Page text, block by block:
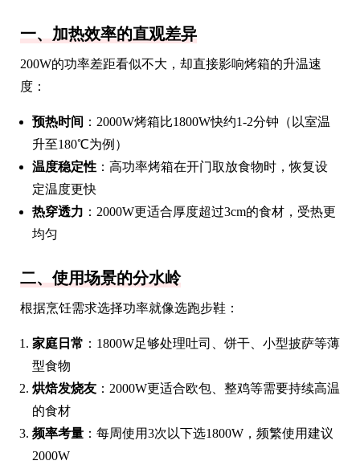
一、加热效率的直观差异
200W的功率差距看似不大，却直接影响烤箱的升温速
度：
预热时间 ：2000W烤箱比1800W快约1-2分钟（以室温
升至180℃为例）
温度稳定性 ：高功率烤箱在开门取放食物时，恢复设
定温度更快
热穿透力 ：2000W更适合厚度超过3cm的食材，受热更
均匀
二、使用场景的分水岭
根据烹饪需求选择功率就像选跑步鞋：
家庭日常 ：1800W足够处理吐司、饼干、小型披萨等薄
型食物
烘焙发烧友 ：2000W更适合欧包、整鸡等需要持续高温
的食材
频率考量 ：每周使用3次以下选1800W，频繁使用建议
2000W